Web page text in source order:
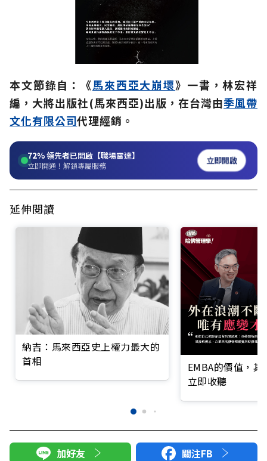
本文節錄自：《馬來西亞大崩壞》一書，林宏祥
編，大將出版社(馬來西亞)出版，在台灣由季風帶
文化有限公司代理經銷。
72%領先者已開啟【職場雷達】
立即開通！解鎖專屬服務 立即開啟
延伸閱讀
納吉：馬來西亞史上權力最大的
首相
EMBA的價值，
立即收聽
加好友 關注FB